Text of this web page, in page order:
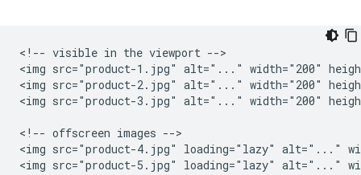
<!-- visible in the viewport -->
<img src="product-1.jpg" alt="..." width="200"
<img src="product-2.jpg" alt="..." width="200"
<img src="product-3.jpg" alt="..." width="200"
<!-- offscreen images -->
<img src="product-4.jpg" loading="lazy" alt="..."
<img src="product-5.jpg" loading="lazy" alt="..."